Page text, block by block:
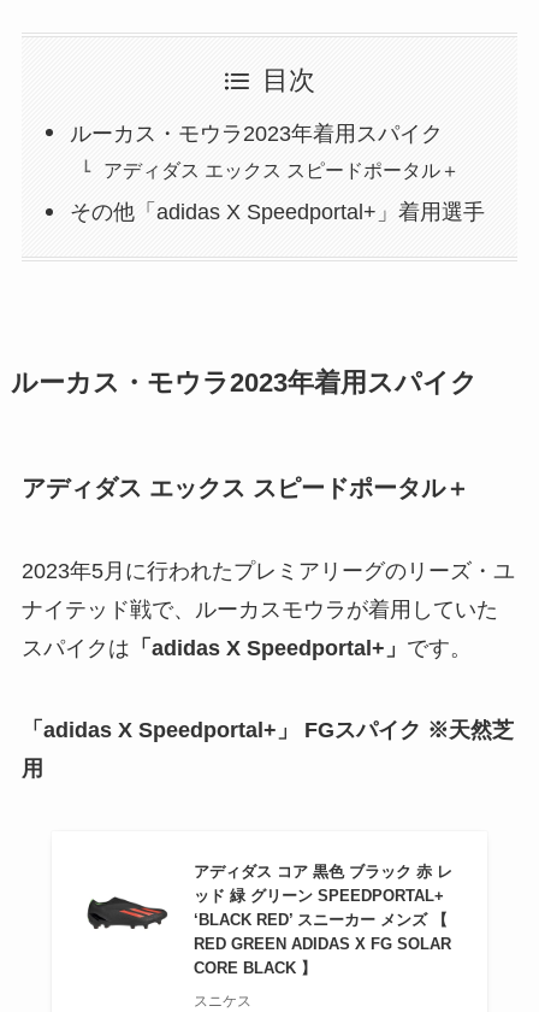
目次
ルーカス・モウラ2023年着用スパイク
アディダス エックス スピードポータル＋
その他「adidas X Speedportal+」着用選手
ルーカス・モウラ2023年着用スパイク
アディダス エックス スピードポータル＋
2023年5月に行われたプレミアリーグのリーズ・ユ
ナイテッド戦で、ルーカスモウラが着用していた
スパイクは 「adidas X Speedportal+」 です。
「adidas X Speedportal+」
FGスパイク ※天然芝
用
アディダス コア 黒色 ブラック 赤 レ
ッド 緑 グリーン SPEEDPORTAL+
‘BLACK RED’ スニーカー メンズ 【
RED GREEN ADIDAS X FG SOLAR
CORE BLACK 】
スニケス